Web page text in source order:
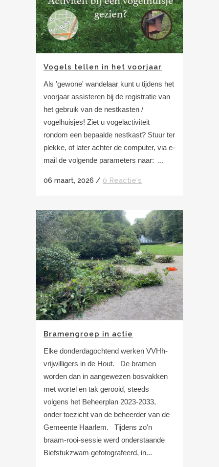
Vogels tellen in het voorjaar
Als 'gewone' wandelaar kunt u tijdens het
voorjaar assisteren bij de registratie van
het gebruik van de nestkasten /
vogelhuisjes! Ziet u vogelactiviteit
rondom een bepaalde nestkast? Stuur ter
plekke, of later achter de computer, via e-
mail de volgende parameters naar: ...
06 maart, 2026 / 0 Reactie's
Bramengroep in actie
Elke donderdagochtend werken VVHh-
vrijwilligers in de Hout. De bramen
worden dan in aangewezen bosvakken
met wortel en tak gerooid, steeds
volgens het Beheerplan 2023-2033,
onder toezicht van de beheerder van de
Gemeente Haarlem. Tijdens zo'n
braam-rooi-sessie werd onderstaande
Biefstukzwam gefotografeerd, in...